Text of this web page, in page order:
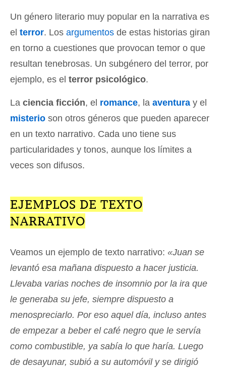
Un género literario muy popular en la narrativa es
el terror. Los argumentos de estas historias giran
en torno a cuestiones que provocan temor o que
resultan tenebrosas. Un subgénero del terror, por
ejemplo, es el terror psicológico.
La ciencia ficción, el romance, la aventura y el
misterio son otros géneros que pueden aparecer
en un texto narrativo. Cada uno tiene sus
particularidades y tonos, aunque los límites a
veces son difusos.
EJEMPLOS DE TEXTO
NARRATIVO
Veamos un ejemplo de texto narrativo: «Juan se
levantó esa mañana dispuesto a hacer justicia.
Llevaba varias noches de insomnio por la ira que
le generaba su jefe, siempre dispuesto a
menospreciarlo. Por eso aquel día, incluso antes
de empezar a beber el café negro que le servía
como combustible, ya sabía lo que haría. Luego
de desayunar, subió a su automóvil y se dirigió